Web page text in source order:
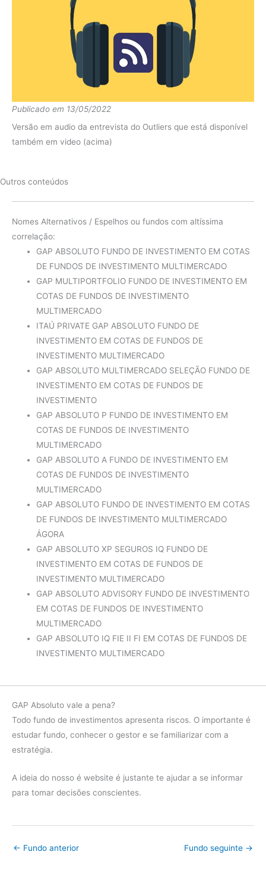
Publicado em 13/05/2022
Versão em audio da entrevista do Outliers que está disponível
também em video (acima)
Outros conteúdos
Nomes Alternativos / Espelhos ou fundos com altíssima
correlação:
GAP ABSOLUTO FUNDO DE INVESTIMENTO EM COTAS
DE FUNDOS DE INVESTIMENTO MULTIMERCADO
GAP MULTIPORTFOLIO FUNDO DE INVESTIMENTO EM
COTAS DE FUNDOS DE INVESTIMENTO
MULTIMERCADO
ITAÚ PRIVATE GAP ABSOLUTO FUNDO DE
INVESTIMENTO EM COTAS DE FUNDOS DE
INVESTIMENTO MULTIMERCADO
GAP ABSOLUTO MULTIMERCADO SELEÇÃO FUNDO DE
INVESTIMENTO EM COTAS DE FUNDOS DE
INVESTIMENTO
GAP ABSOLUTO P FUNDO DE INVESTIMENTO EM
COTAS DE FUNDOS DE INVESTIMENTO
MULTIMERCADO
GAP ABSOLUTO A FUNDO DE INVESTIMENTO EM
COTAS DE FUNDOS DE INVESTIMENTO
MULTIMERCADO
GAP ABSOLUTO FUNDO DE INVESTIMENTO EM COTAS
DE FUNDOS DE INVESTIMENTO MULTIMERCADO
ÁGORA
GAP ABSOLUTO XP SEGUROS IQ FUNDO DE
INVESTIMENTO EM COTAS DE FUNDOS DE
INVESTIMENTO MULTIMERCADO
GAP ABSOLUTO ADVISORY FUNDO DE INVESTIMENTO
EM COTAS DE FUNDOS DE INVESTIMENTO
MULTIMERCADO
GAP ABSOLUTO IQ FIE II FI EM COTAS DE FUNDOS DE
INVESTIMENTO MULTIMERCADO
GAP Absoluto vale a pena?
Todo fundo de investimentos apresenta riscos. O importante é
estudar fundo, conhecer o gestor e se familiarizar com a
estratégia.
A ideia do nosso é website é justante te ajudar a se informar
para tomar decisões conscientes.
← Fundo anterior Fundo seguinte →